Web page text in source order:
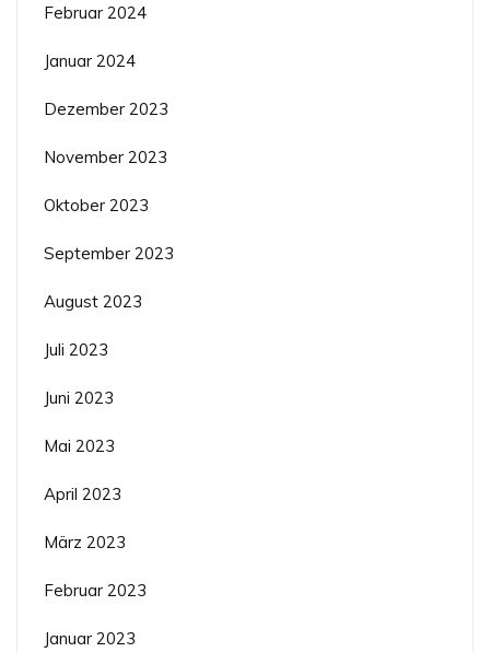
Februar 2024
Januar 2024
Dezember 2023
November 2023
Oktober 2023
September 2023
August 2023
Juli 2023
Juni 2023
Mai 2023
April 2023
März 2023
Februar 2023
Januar 2023